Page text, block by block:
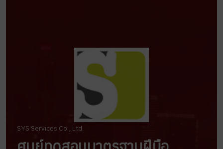
SYS Services Co., Ltd.